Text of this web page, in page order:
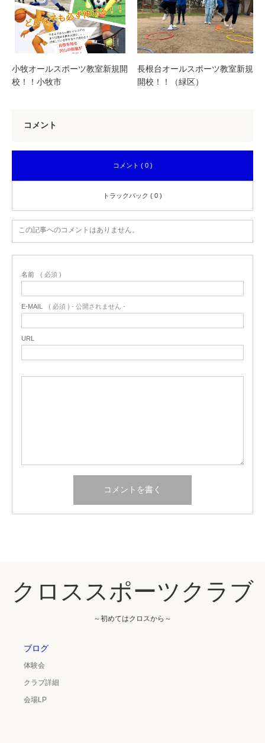
小牧オールスポーツ教室新規開
校！！小牧市
長根台オールスポーツ教室新規
開校！！（緑区）
コメント
コメント ( 0 )
トラックバック ( 0 )
この記事へのコメントはありません。
名前 ( 必須 )
E-MAIL ( 必須 ) - 公開されません -
URL
クロススポーツクラブ
～初めてはクロスから～
ブログ
体験会
クラブ詳細
会場LP